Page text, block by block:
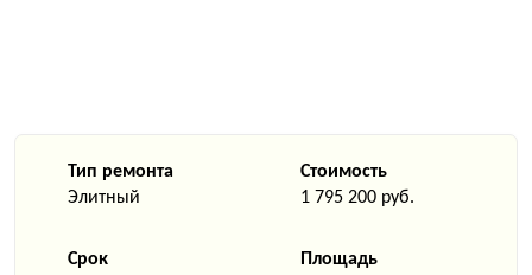
Тип ремонта
Элитный
Стоимость
1 795 200 руб.
Срок
Площадь